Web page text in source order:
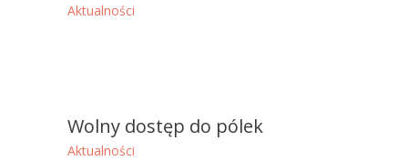
Aktualności
Wolny dostęp do pólek
Aktualności